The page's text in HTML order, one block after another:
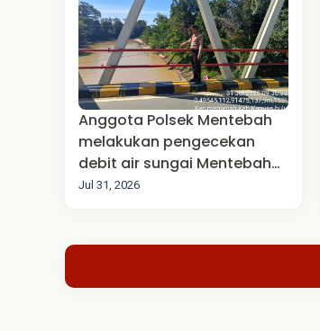
Anggota Polsek Mentebah
melakukan pengecekan
debit air sungai Mentebah
Kecamatan Mentebah
Jul 31, 2026